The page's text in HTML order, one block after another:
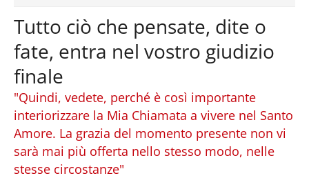
Tutto ciò che pensate, dite o
fate, entra nel vostro giudizio
finale
"Quindi, vedete, perché è così importante
interiorizzare la Mia Chiamata a vivere nel Santo
Amore. La grazia del momento presente non vi
sarà mai più offerta nello stesso modo, nelle
stesse circostanze"